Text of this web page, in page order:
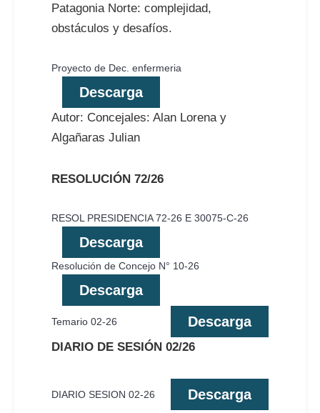
Patagonia Norte: complejidad,
obstáculos y desafíos.
Proyecto de Dec. enfermeria
Descarga
Autor: Concejales: Alan Lorena y
Algañaras Julian
RESOLUCIÓN 72/26
RESOL PRESIDENCIA 72-26 E 30075-C-26
Descarga
Resolución de Concejo N° 10-26
Descarga
Temario 02-26 Descarga
DIARIO DE SESIÓN 02/26
DIARIO SESION 02-26 Descarga